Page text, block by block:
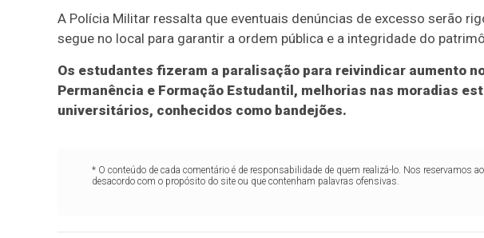
A Polícia Militar ressalta que eventuais denúncias de excesso serão
segue no local para garantir a ordem pública e a integridade do
Os estudantes fizeram a paralisação para reivindicar aumento
Permanência e Formação Estudantil, melhorias nas moradias
universitários, conhecidos como bandejões.
* O conteúdo de cada comentário é de responsabilidade de quem realizá-lo. Nos reservamos
desacordo com o propósito do site ou que contenham palavras ofensivas.